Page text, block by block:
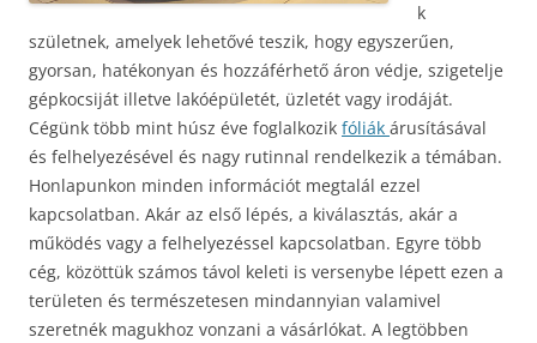
k
születnek, amelyek lehetővé teszik, hogy egyszerűen,
gyorsan, hatékonyan és hozzáférhető áron védje, szigetelje
gépkocsiját illetve lakóépületét, üzletét vagy irodáját.
Cégünk több mint húsz éve foglalkozik fóliák árusításával
és felhelyezésével és nagy rutinnal rendelkezik a témában.
Honlapunkon minden információt megtalál ezzel
kapcsolatban. Akár az első lépés, a kiválasztás, akár a
működés vagy a felhelyezéssel kapcsolatban. Egyre több
cég, közöttük számos távol keleti is versenybe lépett ezen a
területen és természetesen mindannyian valamivel
szeretnék magukhoz vonzani a vásárlókat. A legtöbben